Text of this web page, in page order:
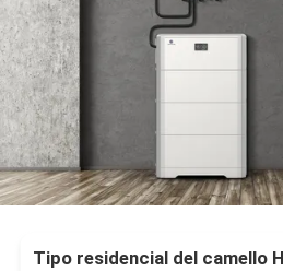
Tipo residencial del camello